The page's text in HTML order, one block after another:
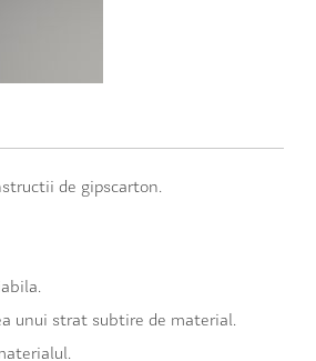
de gipscarton.
unui strat subtire de material.